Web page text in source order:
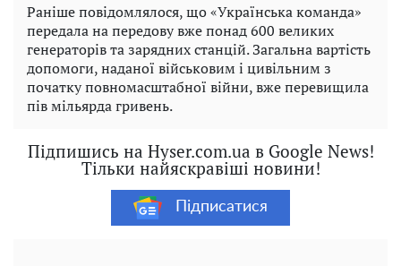
Раніше повідомлялося, що «Українська команда»
передала на передову вже понад 600 великих
генераторів та зарядних станцій. Загальна вартість
допомоги, наданої військовим і цивільним з
початку повномасштабної війни, вже перевищила
пів мільярда гривень.
Підпишись на Hyser.com.ua в Google News!
Тільки найяскравіші новини!
Підписатися